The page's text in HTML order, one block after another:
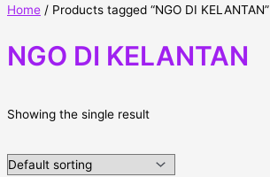
Home / Products tagged “NGO DI KELANTAN”
NGO DI KELANTAN
Showing the single result